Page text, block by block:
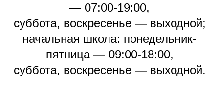
— 07:00-19:00,
суббота, воскресенье — выходной;
начальная школа: понедельник-
пятница — 09:00-18:00,
суббота, воскресенье — выходной.